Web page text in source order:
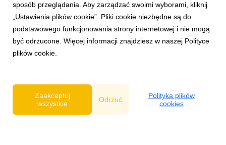
KINO ŚWIAT na Forum Wokół Kina
26 czerwca 2026
Rok szkolny powoli dobiega końca, to było bardzo intensywne
pół roku w polskich kinach. W kinach wciąż możecie oglądać
„Drzewo magii” i „Ojczyznę”.A my pracujemy nad repertuarem
sposób przeglądania. Aby zarządzać swoimi wyborami, kliknij
„Ustawienia plików cookie”. Pliki cookie niezbędne są do
podstawowego funkcjonowania strony internetowej i nie mogą
być odrzucone. Więcej informacji znajdziesz w naszej Polityce
plików cookie.
Zaakceptuj
wszystkie
Odrzuć
Polityka plików
cookies